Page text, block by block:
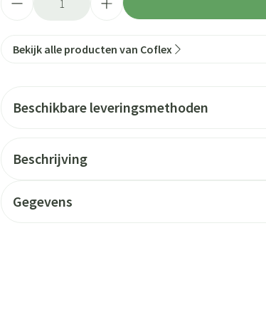
Bekijk alle producten van Coflex
Beschikbare leveringsmethoden
Beschrijving
Gegevens